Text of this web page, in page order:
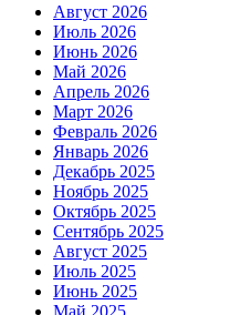
Август 2026
Июль 2026
Июнь 2026
Май 2026
Апрель 2026
Март 2026
Февраль 2026
Январь 2026
Декабрь 2025
Ноябрь 2025
Октябрь 2025
Сентябрь 2025
Август 2025
Июль 2025
Июнь 2025
Май 2025